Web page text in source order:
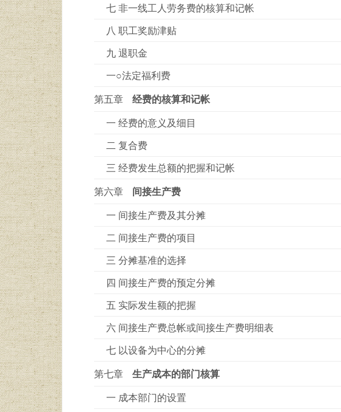
七 非一线工人劳务费的核算和记帐
八 职工奖励津贴
九 退职金
一○法定福利费
第五章
经费的核算和记帐
一 经费的意义及细目
二 复合费
三 经费发生总额的把握和记帐
第六章
间接生产费
一 间接生产费及其分摊
二 间接生产费的项目
三 分摊基准的选择
四 间接生产费的预定分摊
五 实际发生额的把握
六 间接生产费总帐或间接生产费明细表
七 以设备为中心的分摊
第七章
生产成本的部门核算
一 成本部门的设置